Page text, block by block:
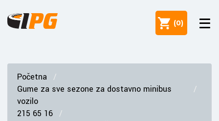
(0)
Početna
Gume za sve sezone za dostavno minibus
vozilo
215 65 16